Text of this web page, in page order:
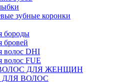
зубные коронки
бороды
бровей
волос DHI
волос FUE
ДЛЯ ЖЕНЩИН
ДЛЯ ВОЛОС